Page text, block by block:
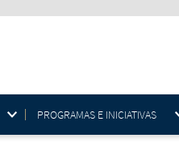
PROGRAMAS E INICIATIVAS